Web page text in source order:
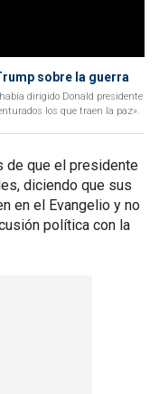
sobre la guerra
dirigido Donald presidente
los que traen la paz».
de que el presidente
diciendo que sus
en el Evangelio y no
política con la